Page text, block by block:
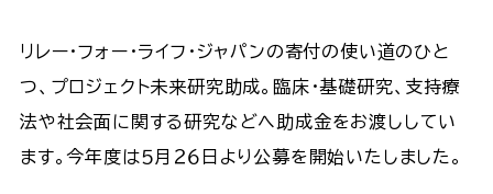
リレー・フォー・ライフ・ジャパンの寄付の使い道のひと
つ、プロジェクト未来研究助成。臨床・基礎研究、支持療
法や社会面に関する研究などへ助成金をお渡ししてい
ます。今年度は５月２６日より公募を開始いたしました。